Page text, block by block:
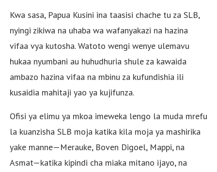
Kwa sasa, Papua Kusini ina taasisi chache tu za SLB,
nyingi zikiwa na uhaba wa wafanyakazi na hazina
vifaa vya kutosha. Watoto wengi wenye ulemavu
hukaa nyumbani au huhudhuria shule za kawaida
ambazo hazina vifaa na mbinu za kufundishia ili
kusaidia mahitaji yao ya kujifunza.
Ofisi ya elimu ya mkoa imeweka lengo la muda mrefu
la kuanzisha SLB moja katika kila moja ya mashirika
yake manne—Merauke, Boven Digoel, Mappi, na
Asmat—katika kipindi cha miaka mitano ijayo, na